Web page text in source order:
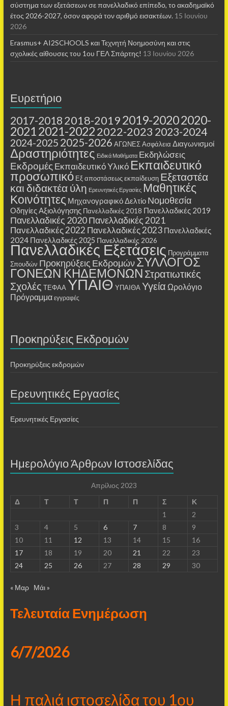
σύστημα των εξετάσεων σε πανελλαδικό επίπεδο, το ακαδημαϊκό
έτος 2026-2027, όσον αφορά τον αριθμό εισακτέων. 15 Ιουνίου
2026
Erasmus+ AI2SCHOOLS και Τεχνητή Νοημοσύνη και στις
σχολικές αίθουσες τoυ 1ου ΓΕΛ Σπάρτης! 13 Ιουνίου 2026
Ευρετήριο
2017-2018 2018-20192019-20202020-
20212021-20222022-2023 2023-2024
2024-2025 2025-2026 ΑΓΩΝΕΣ Ασφάλεια Διαγωνισμοί
Δραστηριότητες Ειδικά Μαθήματα Εκδηλώσεις
Εκδρομές Εκπαιδευτικό Υλικό Εκπαιδευτικό
προσωπικό Εξ αποστάσεως εκπαίδευση Εξεταστέα
και διδακτέα ύλη Ερευνητικές Εργασίες Μαθητικές
Κοινότητες Μηχανογραφικό Δελτίο Νομοθεσία
Οδηγίες Αξιολόγησης Πανελλαδικές 2018 Πανελλαδικές 2019
Πανελλαδικές 2020 Πανελλαδικές 2021
Πανελλαδικές 2022 Πανελλαδικές 2023 Πανελλαδικές
2024 Πανελλαδικές 2025 Πανελλαδικές 2026
Πανελλαδικές Εξετάσεις Προγράμματα
Σπουδών Προκηρύξεις ΕκδρομώνΣΥΛΛΟΓΟΣ
ΓΟΝΕΩΝ ΚΗΔΕΜΟΝΩΝ Στρατιωτικές
Σχολές ΤΕΦΑΑ ΥΠΑΙΘ ΥΠΑΙΘΑ Υγεία Ωρολόγιο
Πρόγραμμα εγγραφές
Προκηρύξεις Εκδρομών
Προκηρύξεις εκδρομών
Ερευνητικές Εργασίες
Ερευνητικές Εργασίες
Ημερολόγιο Άρθρων Ιστοσελίδας
Απρίλιος 2023
Δ
Τ Τ Π Π Σ
Κ
1
2
3
4 5 6 7 8
9
10
11 12 13 14 15
16
17
18 19 20 21 22
23
24
25 26 27 28 29 30
« Μαρ Μάι »
Τελευταία Ενημέρωση
6/7/2026
Η παλιά ιστοσελίδα του 1ου